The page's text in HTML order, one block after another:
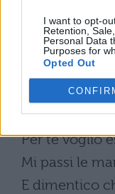
I want to opt-
Retention,
Personal Data
Purposes for
Opted Out
So che mi
Non è la
E ogni volta
È come se
Vieni a
Per te voglio
Mi passi le
E dimentico